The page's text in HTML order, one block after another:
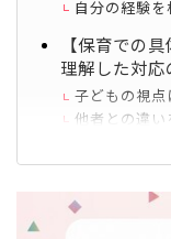
自分の経験を
【保育での
理解した対応
子どもの視点
他者との違い
自己中心性
育に活かそう